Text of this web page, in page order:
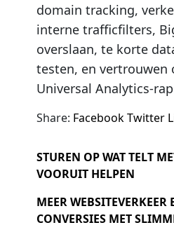
domain tracking,
interne trafficfilters,
overslaan, te korte
testen, en vertrouwen
Universal Analytics-
Share: FacebookTwitter
STUREN OP WAT TELT
VOORUIT HELPEN
MEER WEBSITEVERKEER
CONVERSIES MET